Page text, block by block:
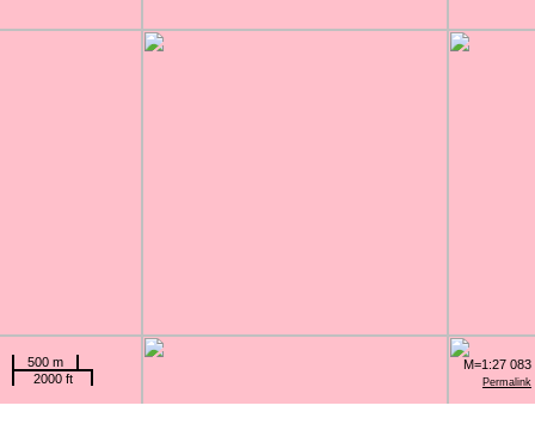
Permalink
500 m
2000 ft
M=1:27 083